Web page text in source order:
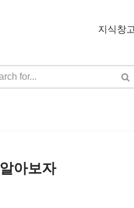
지식창고
아보자